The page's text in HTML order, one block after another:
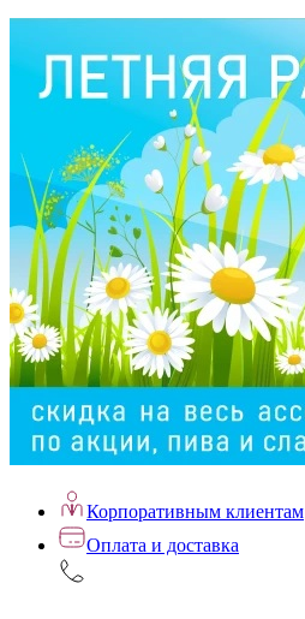
Корпоративным клиентам
Оплата и доставка